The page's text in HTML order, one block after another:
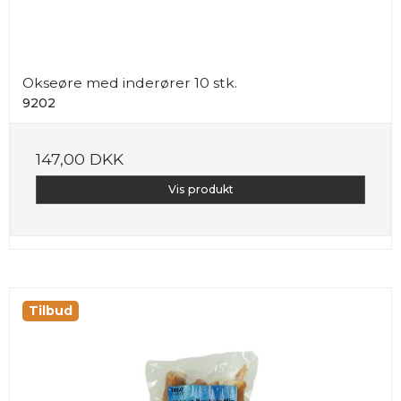
Okseøre med inderører 10 stk.
9202
147,00 DKK
Vis produkt
Tilbud